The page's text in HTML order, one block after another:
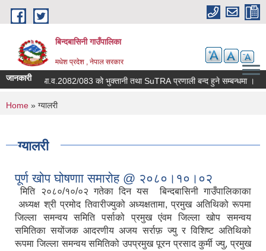
Skip to main content
बिन्दबासिनी गाउँपालिका
मधेश प्रदेश , नेपाल सरकार
जानकारी चालु आ.व.2082/083 को भुक्तानी तथा SuTRA प्रणाली बन्द हुने सम्बन्धमा ।
You are here
Home » ग्यालरी
ग्यालरी
पूर्ण खोप घोषणाा समारोह @ २०८०।१०।०२
मिति २०८०/१०/०२ गतेका दिन यस बिन्दबासिनी गाउँपालिकाका
अध्यक्ष श्री प्रमोद तिवारीज्युको अध्यक्षतामा, प्रमुख अतिथिको रूपमा
जिल्ला समन्वय समिति पर्साको प्रमुख एंवम जिल्ला खोप समन्वय
समितिका सयोंजक आदरणीय अजय सर्राफ़ ज्यु र विशिष्ट अतिथिको
रूपमा जिल्ला समन्वय समितिको उपप्रमुख पूरन प्रसाद कुर्मी ज्यु, प्रमुख